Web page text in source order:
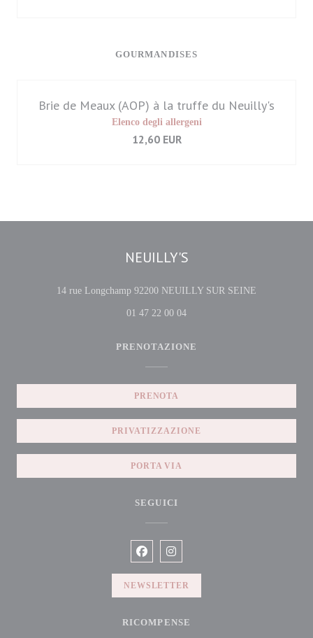
GOURMANDISES
Brie de Meaux (AOP) à la truffe du Neuilly's
Elenco degli allergeni
12,60 EUR
NEUILLY'S
14 rue Longchamp 92200 NEUILLY SUR SEINE
01 47 22 00 04
PRENOTAZIONE
PRENOTA
PRIVATIZZAZIONE
PORTA VIA
SEGUICI
Facebook ((apre una nuova finestra))
Instagram ((apre una nuova
NEWSLETTER
RICOMPENSE